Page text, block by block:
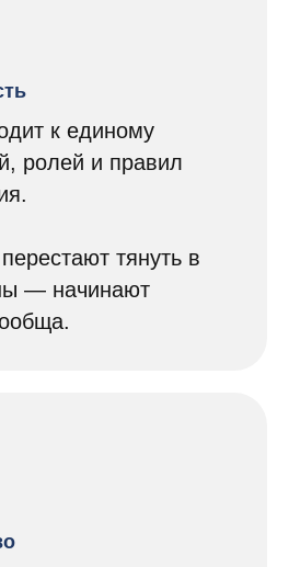
к единому
ролей и правил
тянуть в
— начинают